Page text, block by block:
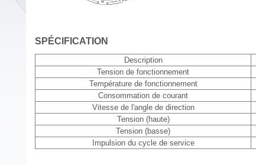
SPÉCIFICATION
Description
Tension de fonctionnement
Température de fonctionnement
Consommation de courant
Vitesse de l'angle de direction
Tension (haute)
Tension (basse)
Impulsion du cycle de service